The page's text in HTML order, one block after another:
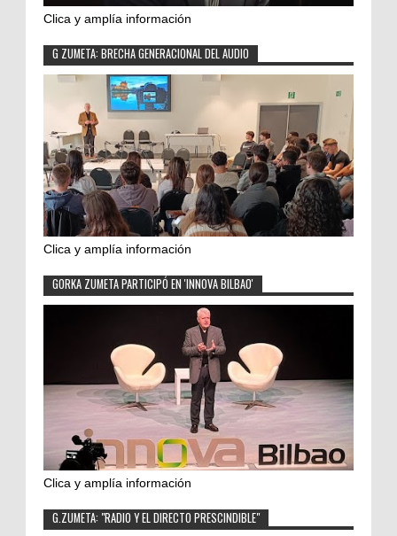
Clica y amplía información
G ZUMETA: BRECHA GENERACIONAL DEL AUDIO
Clica y amplía información
GORKA ZUMETA PARTICIPÓ EN 'INNOVA BILBAO'
Clica y amplía información
G.ZUMETA: "RADIO Y EL DIRECTO PRESCINDIBLE"